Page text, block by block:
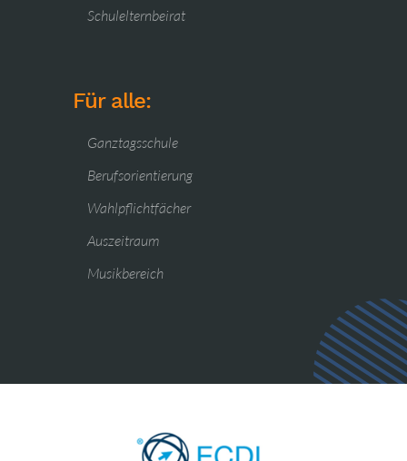
Schulelternbeirat
Für alle:
Ganztagsschule
Berufsorientierung
Wahlpflichtfächer
Auszeitraum
Musikbereich